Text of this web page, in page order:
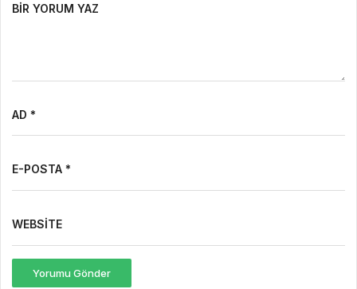
BIR YORUM YAZ
AD *
E-POSTA *
WEBSITE
Yorumu Gönder